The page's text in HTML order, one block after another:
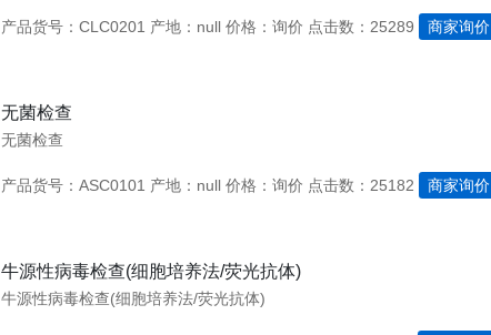
产品货号：CLC0201 产地：null 价格：询价 点击数：25289 商家询价
无菌检查
无菌检查
产品货号：ASC0101 产地：null 价格：询价 点击数：25182 商家询价
牛源性病毒检查(细胞培养法/荧光抗体)
牛源性病毒检查(细胞培养法/荧光抗体)